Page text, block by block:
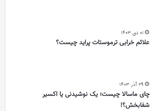
01 دی 1403
علائم خرابی ترموستات پراید چیست؟
29 آذر 1403
چای ماسالا چیست؛ یک نوشیدنی یا اکسیر
شفابخش؟!